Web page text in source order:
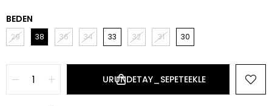
BEDEN
29 38 36 34 33 32 31 30